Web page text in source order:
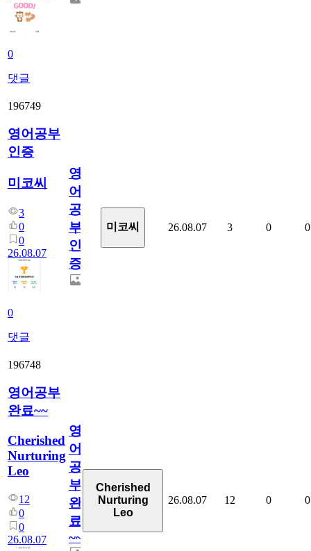
0
댓글
196749
영어공부
인증
미코씨
3
0
0
26.08.07
0
댓글
영
어
공
부
인
증
미코씨 26.08.07 3 0 0
196748
영어공부
완료~~
Cherished
Nurturing
Leo
12
0
0
26.08.07
영
어
공
부
완
료
~~
Cherished
Nurturing
Leo
26.08.07 12 0 0